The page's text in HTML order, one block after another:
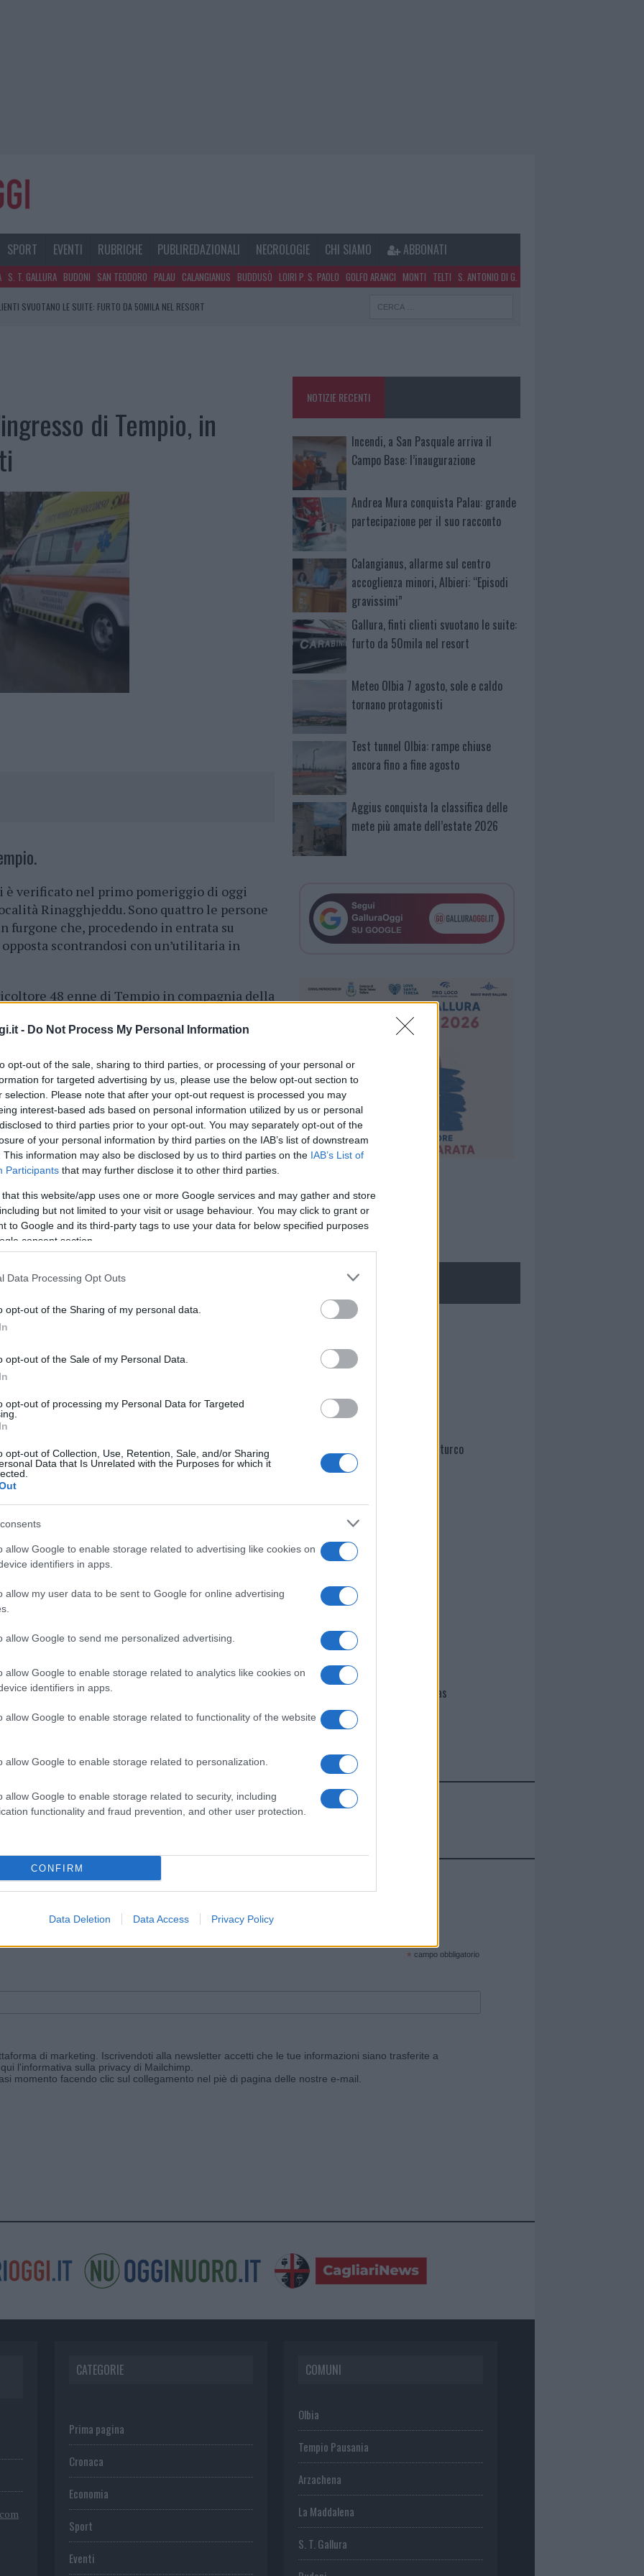
- Do Not Process My Personal Information
opt-out of the sale, sharing to third parties, or processing of your personal or
for targeted advertising by us, please use the below opt-out section to
selection. Please note that after your opt-out request is processed you may
interest-based ads based on personal information utilized by us or personal
to third parties prior to your opt-out. You may separately opt-out of the
of your personal information by third parties on the IAB’s list of downstream
This information may also be disclosed by us to third parties on the IAB’s List of
Participants that may further disclose it to other third parties.
that this website/app uses one or more Google services and may gather and store
but not limited to your visit or usage behaviour. You may click to grant or
to Google and its third-party tags to use your data for below specified purposes
consent section.
Data Processing Opt Outs
opt-out of the Sharing of my personal data.
opt-out of the Sale of my Personal Data.
opt-out of processing my Personal Data for Targeted
opt-out of Collection, Use, Retention, Sale, and/or Sharing
Data that Is Unrelated with the Purposes for which it
allow Google to enable storage related to advertising like cookies on
identifiers in apps.
allow my user data to be sent to Google for online advertising
allow Google to send me personalized advertising.
allow Google to enable storage related to analytics like cookies on
identifiers in apps.
allow Google to enable storage related to functionality of the website
allow Google to enable storage related to personalization.
allow Google to enable storage related to security, including
functionality and fraud prevention, and other user protection.
CONFIRM
Data Deletion Data Access Privacy Policy
SPORT EVENTI RUBRICHE PUBLIREDAZIONALI NECROLOGIE CHI SIAMO ABBONATI
S. T. GALLURA BUDONI SAN TEODORO PALAU CALANGIANUS BUDDUSÒ LOIRI P. S. PAOLO GOLFO ARANCI MONTI TELTI S. ANTONIO DI G.
SVUOTANO LE SUITE: FURTO DA 50MILA NEL RESORT
di Tempio, in
è verificato nel primo pomeriggio di oggi
Rinagghjeddu. Sono quattro le persone
furgone che, procedendo in entrata su
scontrandosi con un’utilitaria in
48 enne di Tempio in compagnia della
fortunatamente le condizioni dei
con tutta probabilità, l’asfalto reso viscido
mezzo pesante al momento non
erano tali che anche un mezzo dei vigili
strada.
sono intervenuti sul posto tre
Il traffico in entrata e uscita per
per circa due ore. Immediatamente è stata
per procedere alla pulizia del manto
nella sezione
Prossimo articolo
NOTIZIE RECENTI
Incendi, a San Pasquale arriva il
Campo Base: l’inaugurazione
Andrea Mura conquista Palau: grande
partecipazione per il suo racconto
Calangianus, allarme sul centro
accoglienza minori, Albieri: “Episodi
gravissimi”
Gallura, finti clienti svuotano le suite:
furto da 50mila nel resort
Meteo Olbia 7 agosto, sole e caldo
tornano protagonisti
Test tunnel Olbia: rampe chiuse
ancora fino a fine agosto
Aggius conquista la classifica delle
mete più amate dell’estate 2026
NECROLOGIE
Martina Agostina Diturco
I nostri cari
I nostri cari
Giovannimaria Cabras
Invia un Comunicato Stampa|Pubblicità|Segnala
e ricevi le nostre email periodiche contenenti le ultime notizie pubblicate sul sito web!
* campo obbligatorio
di marketing. Iscrivendoti alla newsletter accetti che le tue informazioni siano trasferite a
l'informativa sulla privacy di Mailchimp
momento facendo clic sul collegamento nel piè di pagina delle nostre e-mail.
CATEGORIE
Prima pagina
Cronaca
Economia
Sport
Eventi
COMUNI
Olbia
Tempio Pausania
Arzachena
La Maddalena
S. T. Gallura